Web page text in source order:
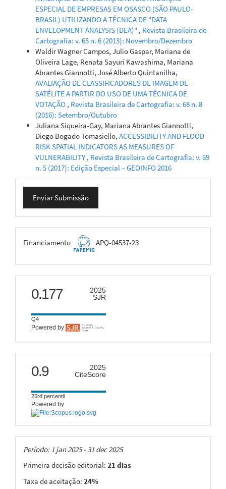
ESPECIAL DE EMPRESAS EM OSASCO (SÃO PAULO-
BRASIL) UTILIZANDO A TÉCNICA DE "DATA
ENVELOPMENT ANALYSIS (DEA)" , Revista Brasileira de
Cartografia: v. 65 n. 6 (2013): Novembro/Dezembro
Waldir Wagner Campos, Julio Gaspar, Mariana de
Oliveira Lage, Renata Sayuri Kawashima, Mariana
Abrantes Giannotti, José Alberto Quintanilha,
AVALIAÇÃO DE CLASSIFICADORES DE IMAGEM DE
SATÉLITE A PARTIR DO USO DE UMA TÉCNICA DE
VOTAÇÃO , Revista Brasileira de Cartografia: v. 68 n. 8
(2016): Setembro/Outubro
Juliana Siqueira-Gay, Mariana Abrantes Giannotti,
Diego Bogado Tomasiello, ACCESSIBILITY AND FLOOD
RISK SPATIAL INDICATORS AS MEASURES OF
VULNERABILITY , Revista Brasileira de Cartografia: v. 69
n. 5 (2017): Edição Especial – GEOINFO 2016
Enviar
Submissão
Enviar Submissão
FAPEMIG
Financiamento APQ-04537-23
scimago
0.177
2025
SJR
Q4
Powered by
citescore
0.9
2025
CiteScore
25rd percentil
Powered by
Taxas
Período: 1 jan 2025 - 31 dec 2025
Primeira decisão editorial: 21 dias
Taxa de aceitação: 24%